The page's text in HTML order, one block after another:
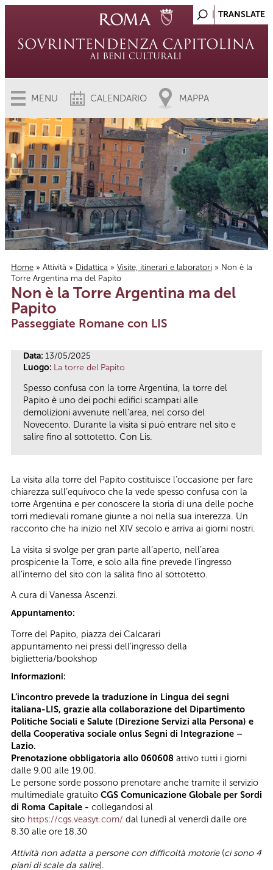
MENU CALENDARIO MAPPA
Tu sei qui
Home » Attività » Didattica » Visite, itinerari e laboratori » Non è la
Torre Argentina ma del Papito
Non è la Torre Argentina ma del
Papito
Passeggiate Romane con LIS
Data: 13/05/2025
Luogo: La torre del Papito
Spesso confusa con la torre Argentina, la torre del
Papito è uno dei pochi edifici scampati alle
demolizioni avvenute nell’area, nel corso del
Novecento. Durante la visita si può entrare nel sito e
salire fino al sottotetto. Con Lis.
La visita alla torre del Papito costituisce l’occasione per fare
chiarezza sull’equivoco che la vede spesso confusa con la
torre Argentina e per conoscere la storia di una delle poche
torri medievali romane giunte a noi nella sua interezza. Un
racconto che ha inizio nel XIV secolo e arriva ai giorni nostri.
La visita si svolge per gran parte all’aperto, nell’area
prospicente la Torre, e solo alla fine prevede l’ingresso
all’interno del sito con la salita fino al sottotetto.
A cura di Vanessa Ascenzi.
Appuntamento:
Torre del Papito, piazza dei Calcarari
appuntamento nei pressi dell’ingresso della
biglietteria/bookshop
Informazioni:
L’incontro prevede la traduzione in Lingua dei segni
italiana-LIS, grazie alla collaborazione del Dipartimento
Politiche Sociali e Salute (Direzione Servizi alla Persona) e
della Cooperativa sociale onlus Segni di Integrazione –
Lazio.
Prenotazione obbligatoria allo 060608 attivo tutti i giorni
dalle 9.00 alle 19.00.
Le persone sorde possono prenotare anche tramite il servizio
multimediale gratuito CGS Comunicazione Globale per Sordi
di Roma Capitale - collegandosi al
sito https://cgs.veasyt.com/ dal lunedì al venerdì dalle ore
8.30 alle ore 18.30
Attività non adatta a persone con difficoltà motorie(ci sono 4
piani di scale da salire).